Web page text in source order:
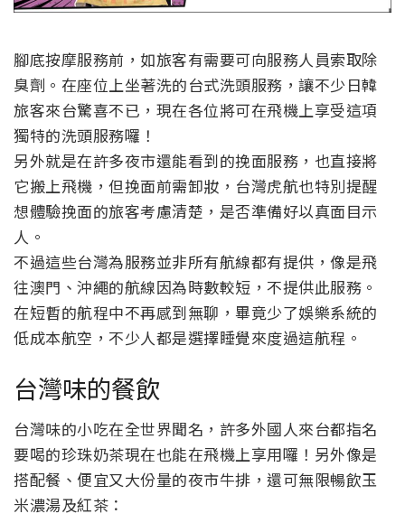
腳底按摩服務前，如旅客有需要可向服務人員索取除
臭劑。在座位上坐著洗的台式洗頭服務，讓不少日韓
旅客來台驚喜不已，現在各位將可在飛機上享受這項
獨特的洗頭服務囉！
另外就是在許多夜市還能看到的挽面服務，也直接將
它搬上飛機，但挽面前需卸妝，台灣虎航也特別提醒
想體驗挽面的旅客考慮清楚，是否準備好以真面目示
人。
不過這些台灣為服務並非所有航線都有提供，像是飛
往澳門、沖繩的航線因為時數較短，不提供此服務。
在短暫的航程中不再感到無聊，畢竟少了娛樂系統的
低成本航空，不少人都是選擇睡覺來度過這航程。
台灣味的餐飲
台灣味的小吃在全世界聞名，許多外國人來台都指名
要喝的珍珠奶茶現在也能在飛機上享用囉！另外像是
搭配餐、便宜又大份量的夜市牛排，還可無限暢飲玉
米濃湯及紅茶：